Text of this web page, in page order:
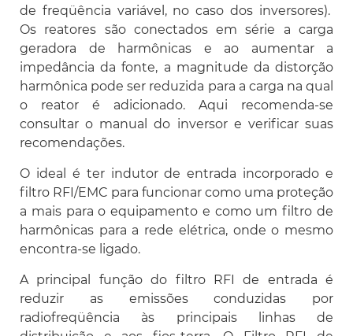
de freqüência variável, no caso dos inversores).
Os reatores são conectados em série a carga
geradora de harmônicas e ao aumentar a
impedância da fonte, a magnitude da distorção
harmônica pode ser reduzida para a carga na qual
o reator é adicionado. Aqui recomenda-se
consultar o manual do inversor e verificar suas
recomendações.
O ideal é ter indutor de entrada incorporado e
filtro RFI/EMC para funcionar como uma proteção
a mais para o equipamento e como um filtro de
harmônicas para a rede elétrica, onde o mesmo
encontra-se ligado.
A principal função do filtro RFI de entrada é
reduzir as emissões conduzidas por
radiofreqüência às principais linhas de